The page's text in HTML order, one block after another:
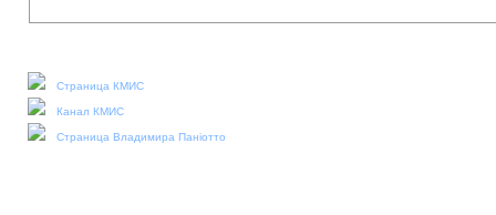
Страница КМИС
Канал КМИС
Страница Владимира Паніотто